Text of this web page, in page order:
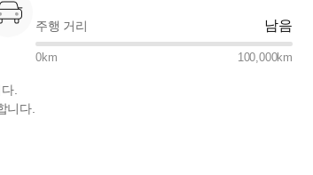
주행 거리 남음
0km 100,000km
.
니다.